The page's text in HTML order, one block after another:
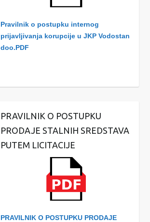
Pravilnik o postupku internog
prijavljivanja korupcije u JKP Vodostan
doo.PDF
PRAVILNIK O POSTUPKU
PRODAJE STALNIH SREDSTAVA
PUTEM LICITACIJE
PRAVILNIK O POSTUPKU PRODAJE